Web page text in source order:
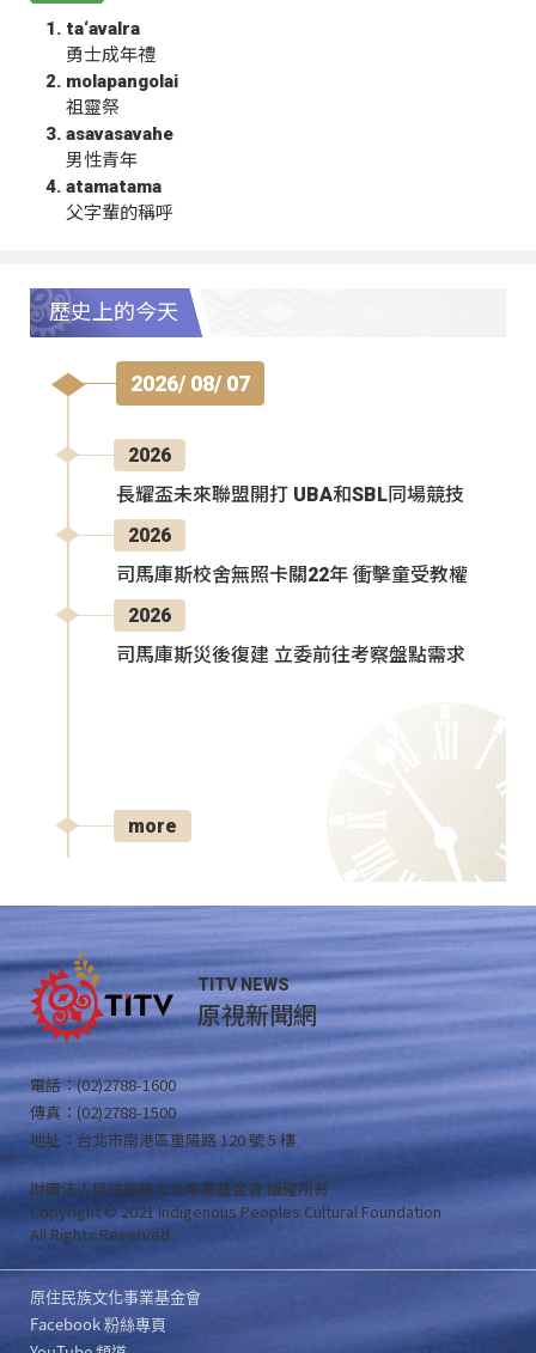
ta‘avalra
勇士成年禮
molapangolai
祖靈祭
asavasavahe
男性青年
atamatama
父字輩的稱呼
歷史上的今天
2026/ 08/ 07
2026
長耀盃未來聯盟開打 UBA和SBL同場競技
2026
司馬庫斯校舍無照卡關22年 衝擊童受教權
2026
司馬庫斯災後復建 立委前往考察盤點需求
more
TITV NEWS
原視新聞網
電話：(02)2788-1600
傳真：(02)2788-1500
地址：台北市南港區重陽路 120 號 5 樓
財團法人原住民族文化事業基金會 版權所有
Copyright © 2021 Indigenous Peoples Cultural Foundation
All Rights Reserved .
原住民族文化事業基金會
Facebook 粉絲專頁